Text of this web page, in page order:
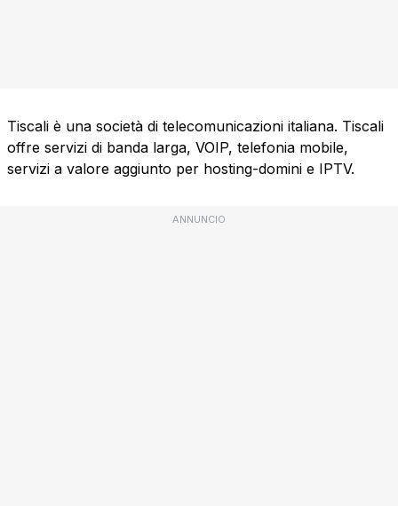
Tiscali è una società di telecomunicazioni italiana. Tiscali
offre servizi di banda larga, VOIP, telefonia mobile,
servizi a valore aggiunto per hosting-domini e IPTV.
ANNUNCIO